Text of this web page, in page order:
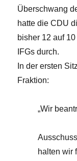
Überschwang
hatte die CDU
bisher 12 auf
IFGs durch.
In der ersten
Fraktion:
„Wir
halten wir